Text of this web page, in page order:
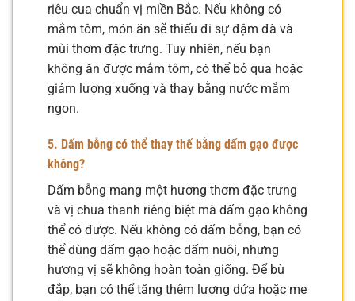
riêu cua chuẩn vị miền Bắc. Nếu không có
mắm tôm, món ăn sẽ thiếu đi sự đậm đà và
mùi thơm đặc trưng. Tuy nhiên, nếu bạn
không ăn được mắm tôm, có thể bỏ qua hoặc
giảm lượng xuống và thay bằng nước mắm
ngon.
5. Dấm bỗng có thể thay thế bằng dấm gạo được
không?
Dấm bỗng mang một hương thơm đặc trưng
và vị chua thanh riêng biệt mà dấm gạo không
thể có được. Nếu không có dấm bỗng, bạn có
thể dùng dấm gạo hoặc dấm nuôi, nhưng
hương vị sẽ không hoàn toàn giống. Để bù
đắp, bạn có thể tăng thêm lượng dứa hoặc me